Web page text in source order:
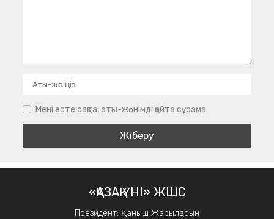
Мені есте сақта, аты-жөнімді қайта сұрама
«ҚАЗАҚ ҮНІ» ЖШС
Президент: Қаныш Жарылқасын